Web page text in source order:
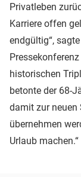
Privatleben
Karriere offen
endgültig“,
historischen
betonte der 68-
damit zur neuen
übernehmen
Urlaub machen.“